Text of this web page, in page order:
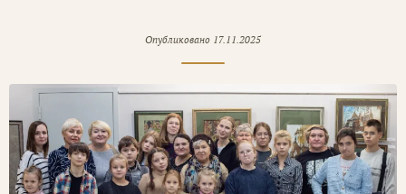
Опубликовано 17.11.2025